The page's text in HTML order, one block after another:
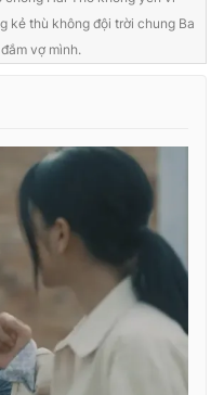
kẻ thù không đội trời chung Ba
vợ mình.